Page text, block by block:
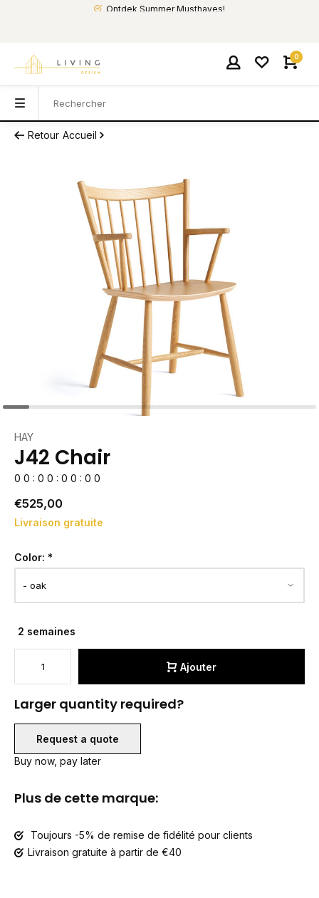
Ontdek Summer Musthaves!
0
Retour Accueil
HAY
J42 Chair
0 0 : 0 0 : 0 0 : 0 0
€525,00
Livraison gratuite
Color: *
2 semaines
Ajouter
Larger quantity required?
Request a quote
Buy now, pay later
Plus de cette marque:
Toujours -5% de remise de fidélité pour clients
Livraison gratuite à partir de €40